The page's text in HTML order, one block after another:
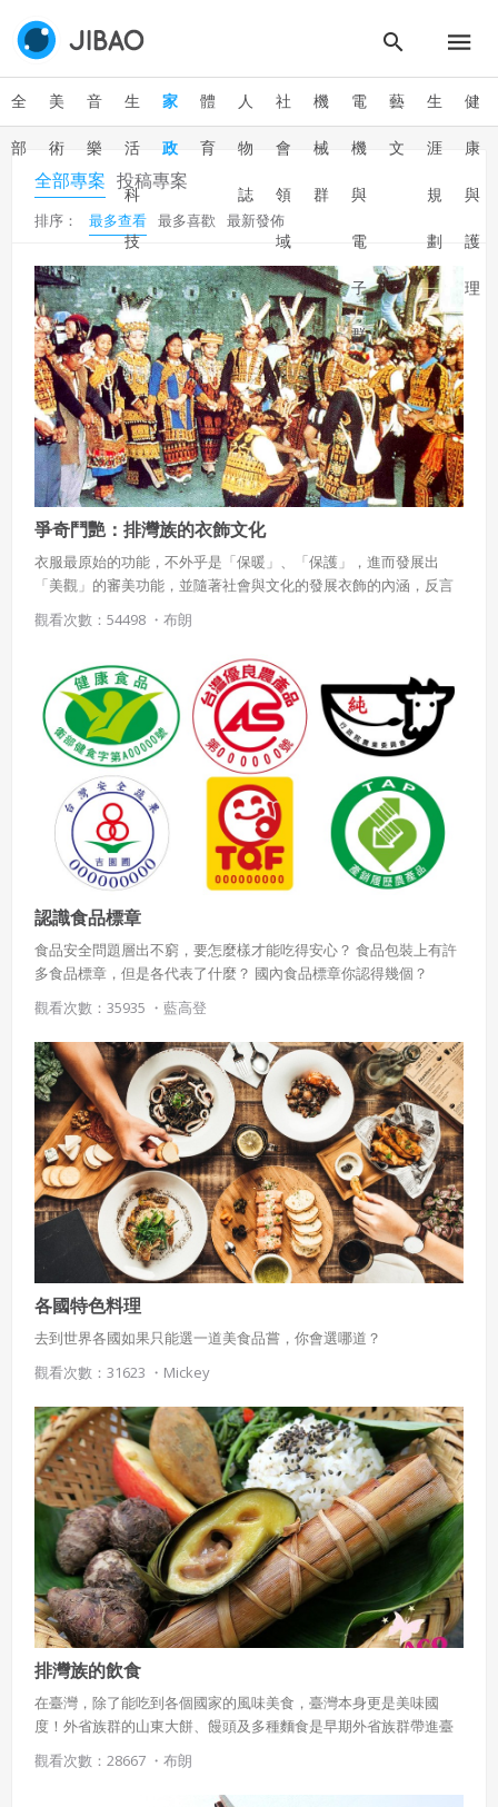
全
部
美
術
音
樂
生
活
科
技
家
政
體
育
人
物
誌
社
會
領
域
機
械
群
電
機
與
電
子
群
藝
文
生
涯
規
劃
健
康
與
護
理
全部專案 投稿專案
排序： 最多查看 最多喜歡 最新發佈
爭奇鬥艷：排灣族的衣飾文化
衣服最原始的功能，不外乎是「保暖」、「保護」，進而發展出
「美觀」的審美功能，並隨著社會與文化的發展衣飾的內涵，反言
之，衣飾是文化性的呈現，體現群體的價值體系與美感經驗。臺灣
目前經官方認定的16族原住民族群，他們的衣飾由於各自文化的差
異性，發展出也有各自的審美與實際功用，其中，排灣族服飾以絢
麗華美著稱，而其服飾與文化間又有何關係呢？
觀看次數：54498 ・ 布朗
認識食品標章
食品安全問題層出不窮，要怎麼樣才能吃得安心？ 食品包裝上有許
多食品標章，但是各代表了什麼？ 國內食品標章你認得幾個？
觀看次數：35935 ・ 藍高登
各國特色料理
去到世界各國如果只能選一道美食品嘗，你會選哪道？
觀看次數：31623 ・ Mickey
排灣族的飲食
在臺灣，除了能吃到各個國家的風味美食，臺灣本身更是美味國
度！外省族群的山東大餅、饅頭及多種麵食是早期外省族群帶進臺
灣的美食，更別忘了客家族群的鹹菜、封肉、擂茶等等。在餐飲選
擇琳瑯滿目的今天，享用各國各族群的美食皆非難事，那麼，你知
道臺灣原住民族他們吃什麼？怎麼吃嗎？今日就讓我們來一窺排灣
觀看次數：28667 ・ 布朗